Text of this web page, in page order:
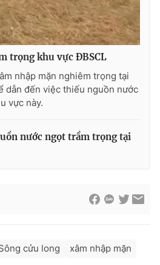
Infographic
Shorts video
VTV Thể thao
trọng khu vực ĐBSCL
nhập mặn nghiêm trọng tại
dẫn đến việc thiếu nguồn nước
vực này.
nước ngọt trầm trọng tại
cửu long xâm nhập mặn